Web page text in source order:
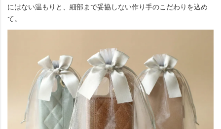
にはない温もりと、細部まで妥協しない作り手のこだわりを込め
て。